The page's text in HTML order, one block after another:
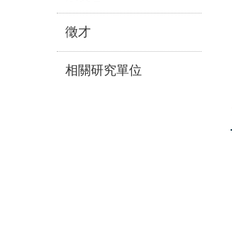
徵才
相關研究單位